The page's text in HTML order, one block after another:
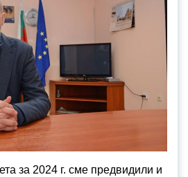
за 2024 г. сме предвидили и